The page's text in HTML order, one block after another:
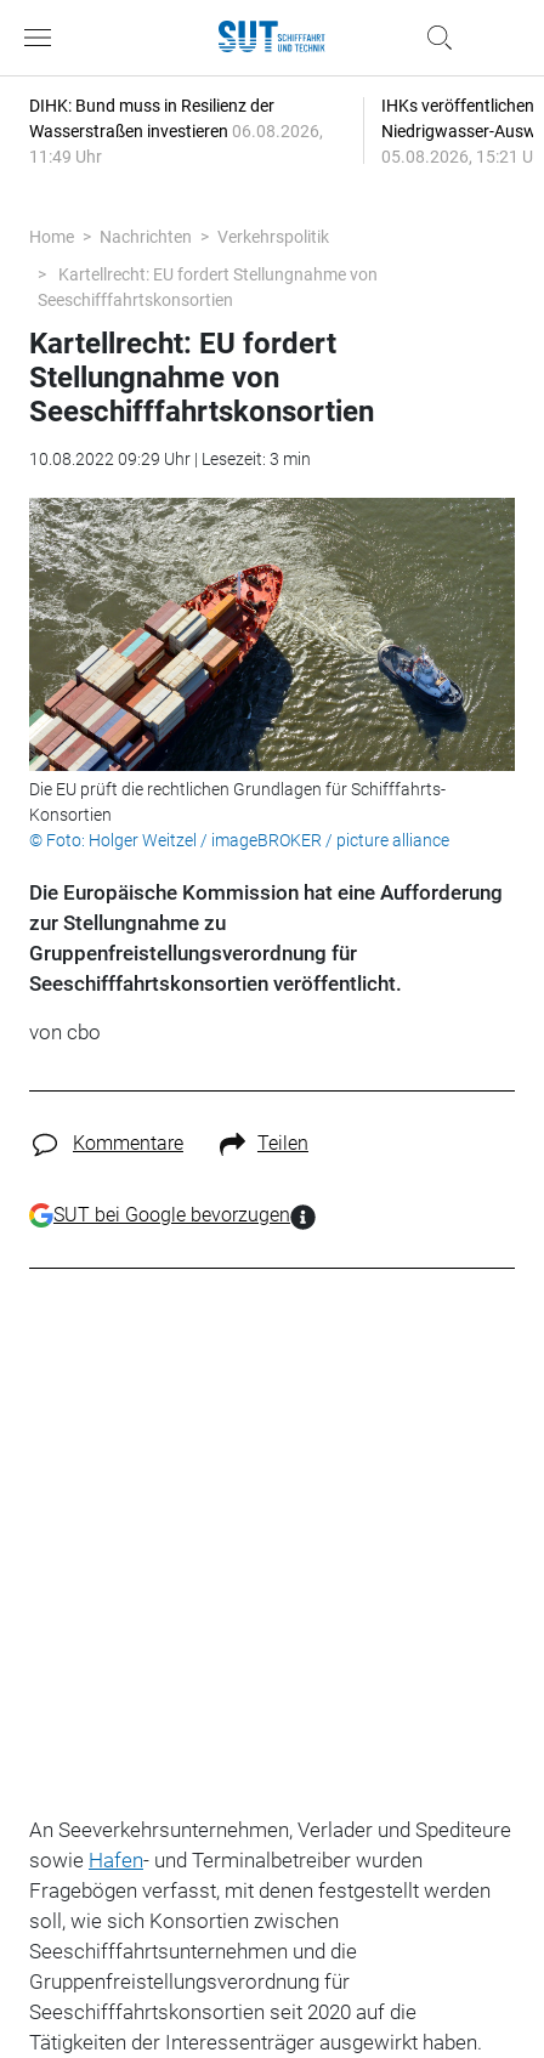
DIHK: Bund muss in Resilienz der
Wasserstraßen investieren 06.08.2026,
11:49 Uhr
IHKs veröffentlichen
Niedrigwasser-
05.08.2026, 15:21
Home Nachrichten
Verkehrspolitik
Kartellrecht: EU fordert Stellungnahme von
Seeschifffahrtskonsortien
Kartellrecht: EU fordert
Stellungnahme von
Seeschifffahrtskonsortien
10.08.2022 09:29 Uhr | Lesezeit: 3 min
Die EU prüft die rechtlichen Grundlagen für Schifffahrts-
Konsortien
© Foto: Holger Weitzel / imageBROKER / picture alliance
Die Europäische Kommission hat eine Aufforderung
zur Stellungnahme zu
Gruppenfreistellungsverordnung für
Seeschifffahrtskonsortien veröffentlicht.
von cbo
Kommentare Teilen
SUT bei Google bevorzugen
An Seeverkehrsunternehmen, Verlader und Spediteure
sowie Hafen- und Terminalbetreiber wurden
Fragebögen verfasst, mit denen festgestellt werden
soll, wie sich Konsortien zwischen
Seeschifffahrtsunternehmen und die
Gruppenfreistellungsverordnung für
Seeschifffahrtskonsortien seit 2020 auf die
Tätigkeiten der Interessenträger ausgewirkt haben.